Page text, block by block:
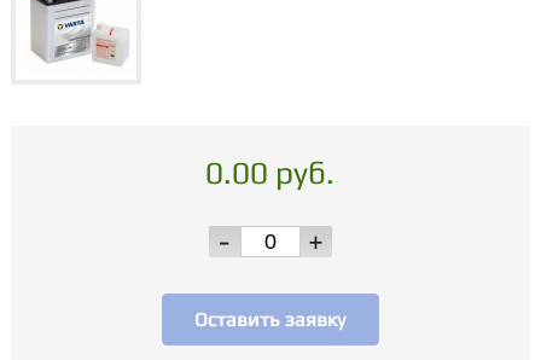
0.00 руб.
-
+
Оставить заявку